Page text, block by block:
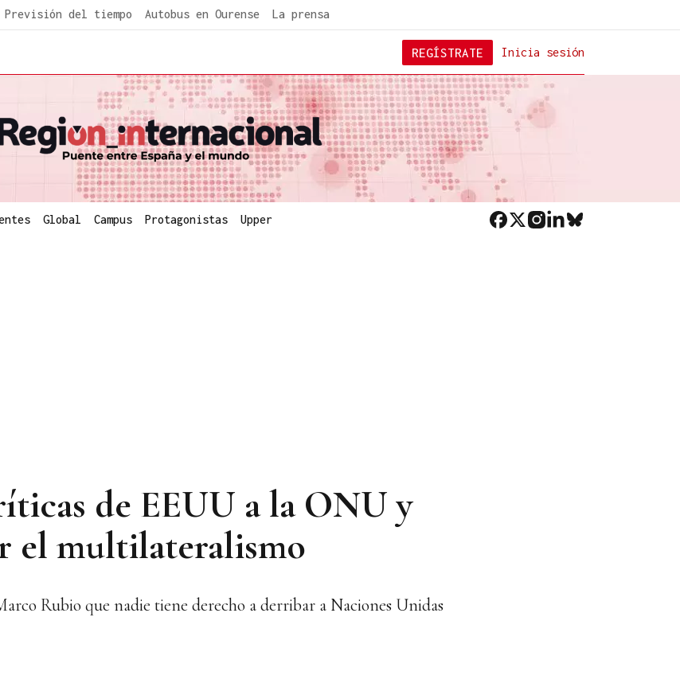
Previsión del tiempo Autobus en Ourense La prensa
Inicia sesión
REGÍSTRATE
Global Campus Protagonistas Upper
de EEUU a la ONU y
el multilateralismo
Rubio que nadie tiene derecho a derribar a Naciones Unidas